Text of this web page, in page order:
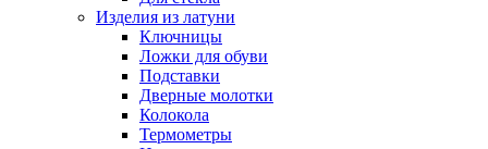
Изделия из латуни
Ключницы
Ложки для обуви
Подставки
Дверные молотки
Колокола
Термометры